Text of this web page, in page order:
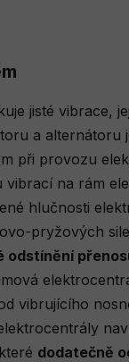
jisté vibrace,
a alternátoru
při provozu
vibrací na rám
hlučnosti
pryžových
odstínění
vibrujícího
dodatečně